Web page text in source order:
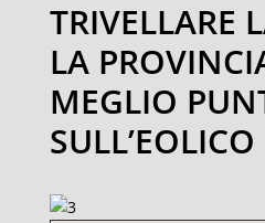
TRIVELLARE
LA
MEGLIO